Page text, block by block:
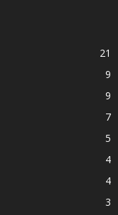
21
9
9
7
5
4
4
3